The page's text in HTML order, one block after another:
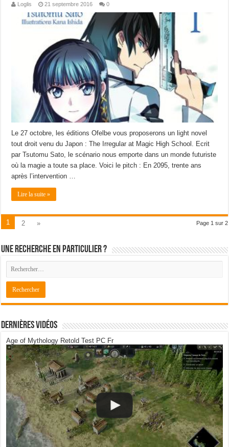
Loglis 21 septembre 2016 0
Le 27 octobre, les éditions Ofelbe vous proposerons un light novel
tout droit venu du Japon : The Irregular at Magic High School. Ecrit
par Tsutomu Sato, le scénario nous emporte dans un monde futuriste
où la magie a toute sa place. Voici le pitch : En 2095, trente ans
après l’intervention …
Lire la suite »
Page 1 sur 2
1 2 »
Une recherche en particulier ?
Dernières Vidéos
Age of Mythology Retold Test PC Fr